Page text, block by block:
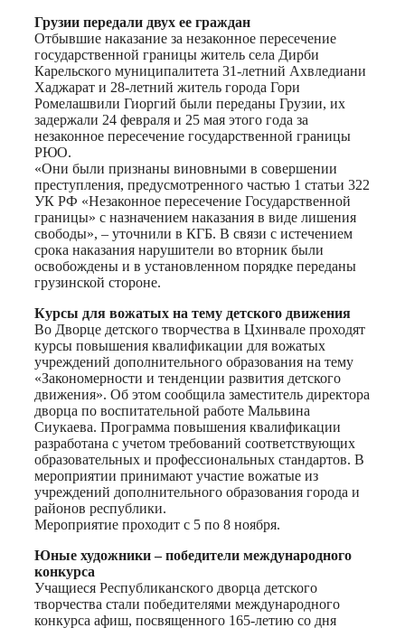
Грузии передали двух ее граждан
Отбывшие наказание за незаконное пересечение
государственной границы житель села Дирби
Карельского муниципалитета 31-летний Ахвледиани
Хаджарат и 28-летний житель города Гори
Ромелашвили Гиоргий были переданы Грузии, их
задержали 24 февраля и 25 мая этого года за
незаконное пересечение государственной границы
РЮО.
«Они были признаны виновными в совершении
преступления, предусмотренного частью 1 статьи 322
УК РФ «Незаконное пересечение Государственной
границы» с назначением наказания в виде лишения
свободы», – уточнили в КГБ. В связи с истечением
срока наказания нарушители во вторник были
освобождены и в установленном порядке переданы
грузинской стороне.
Курсы для вожатых на тему детского движения
Во Дворце детского творчества в Цхинвале проходят
курсы повышения квалификации для вожатых
учреждений дополнительного образования на тему
«Закономерности и тенденции развития детского
движения». Об этом сообщила заместитель директора
дворца по воспитательной работе Мальвина
Сиукаева. Программа повышения квалификации
разработана с учетом требований соответствующих
образовательных и профессиональных стандартов. В
мероприятии принимают участие вожатые из
учреждений дополнительного образования города и
районов республики.
Мероприятие проходит с 5 по 8 ноября.
Юные художники – победители международного
конкурса
Учащиеся Республиканского дворца детского
творчества стали победителями международного
конкурса афиш, посвященного 165-летию со дня